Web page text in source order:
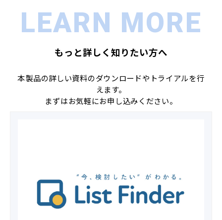
LEARN MORE
もっと詳しく知りたい方へ
本製品の詳しい資料のダウンロードやトライアルを行
えます。
まずはお気軽にお申し込みください。